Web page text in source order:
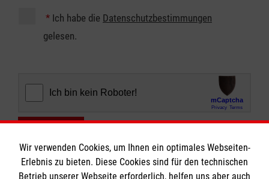
* Ich habe die Datenschutzbestimmungen
gelesen.
Wir verwenden Cookies, um Ihnen ein optimales Webseiten-
Erlebnis zu bieten. Diese Cookies sind für den technischen
Betrieb unserer Webseite erforderlich, helfen uns aber auch